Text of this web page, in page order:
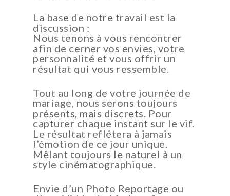
La base de notre travail est la
discussion :
Nous tenons à vous rencontrer
afin de cerner vos envies, votre
personnalité et vous offrir un
résultat qui vous ressemble.
Tout au long de votre journée de
mariage, nous serons toujours
présents, mais discrets. Pour
capturer chaque instant sur le vif.
Le résultat reflétera à jamais
l’émotion de ce jour unique.
Mêlant toujours le naturel à un
style cinématographique.
Envie d’un Photo Reportage ou